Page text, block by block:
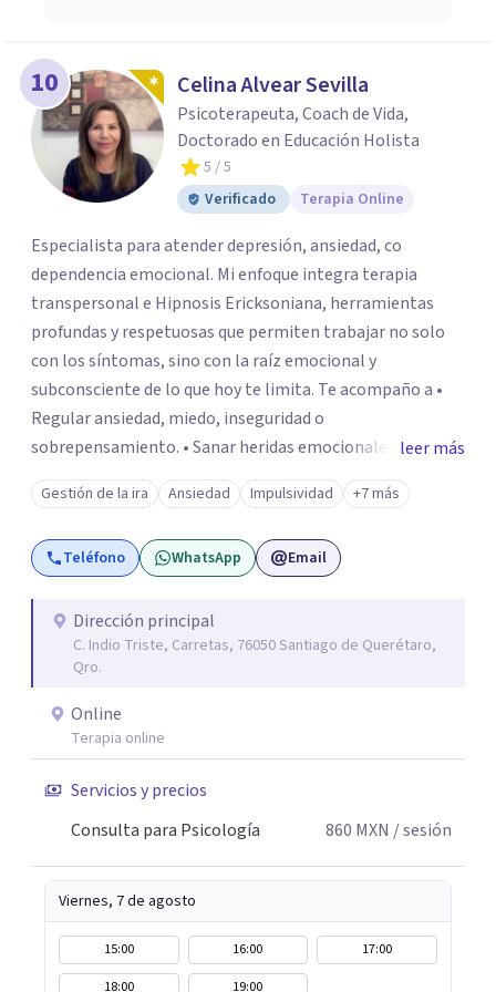
10 Celina Alvear Sevilla
Psicoterapeuta, Coach de Vida,
Doctorado en Educación Holista
5 / 5
Verificado
Terapia Online
Especialista para atender depresión, ansiedad, co
dependencia emocional. Mi enfoque integra terapia
transpersonal e Hipnosis Ericksoniana, herramientas
profundas y respetuosas que permiten trabajar no solo
con los síntomas, sino con la raíz emocional y
subconsciente de lo que hoy te limita. Te acompaño a •
Regular ansiedad, miedo, inseguridad o
sobrepensamiento. • Sanar heridas emocionales y
fortalecer tu autoestima. . Comprender por qué repites
ciertos patrones o emociones. Puedes superar lo que te
preocupa y lograr tus objetivos más pronto de lo que
imaginas. Contáctame por Wahtsapp. Puedo ayudarte.
leer más
Gestión de la ira Ansiedad Impulsividad +7 más
Teléfono WhatsApp Email
Dirección principal
C. Indio Triste, Carretas, 76050 Santiago de Querétaro,
Qro.
Online
Terapia online
Servicios y precios
Consulta para Psicología
860 MXN / sesión
Viernes, 7 de agosto
15:00 16:00
17:00
18:00
19:00